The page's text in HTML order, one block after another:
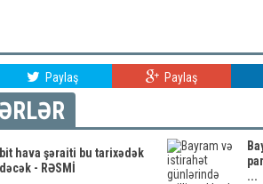
Paylaş Paylaş
hava şəraiti bu tarixədək
- RƏSMİ
...